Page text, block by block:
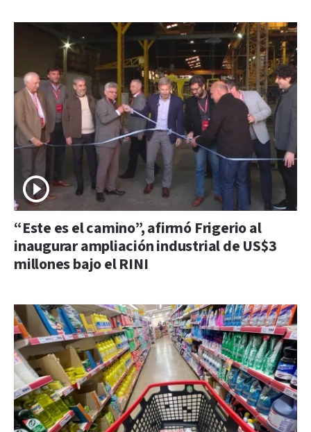
“Este es el camino”, afirmó Frigerio al
inaugurar ampliación industrial de US$3
millones bajo el RINI